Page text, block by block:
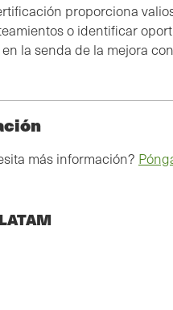
proporciona
o identificar
la senda de la mejora
más información?